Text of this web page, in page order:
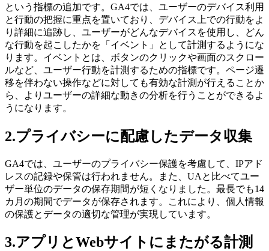
という指標の追加です。GA4では、ユーザーのデバイス利用
と行動の把握に重点を置いており、デバイス上での行動をよ
り詳細に追跡し、ユーザーがどんなデバイスを使用し、どん
な行動を起こしたかを「イベント」として計測するようにな
ります。イベントとは、ボタンのクリックや画面のスクロー
ルなど、ユーザー行動を計測するための指標です。ページ遷
移を伴わない操作などに対しても有効な計測が行えることか
ら、よりユーザーの詳細な動きの分析を行うことができるよ
うになります。
2.プライバシーに配慮したデータ収集
GA4では、ユーザーのプライバシー保護を考慮して、IPアド
レスの記録や保管は行われません。また、UAと比べてユー
ザー単位のデータの保存期間が短くなりました。最長でも14
カ月の期間でデータが保存されます。これにより、個人情報
の保護とデータの適切な管理が実現しています。
3.アプリとWebサイトにまたがる計測